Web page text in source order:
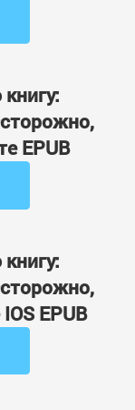
EPUB
EPUB